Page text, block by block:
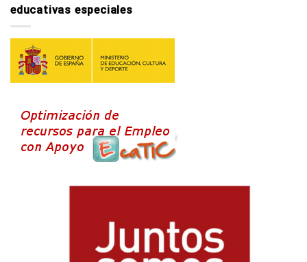
educativas especiales